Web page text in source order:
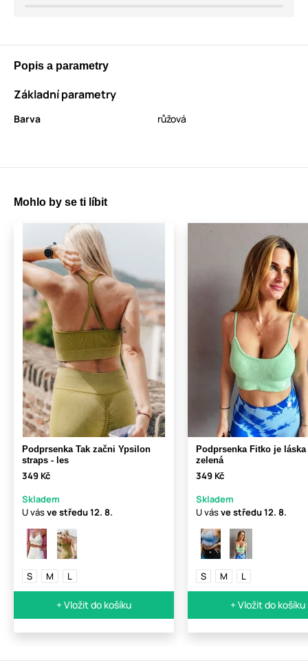
Popis a parametry
Základní parametry
Barva růžová
Mohlo by se ti líbit
Podprsenka Tak začni Ypsilon
straps - les
349 Kč
Skladem
U vásve středu12. 8.
S M L
+ Vložit do košíku
Podprsenka Fitko je láska
zelená
349 Kč
Skladem
U vásve středu12. 8.
S M L
+ Vložit do košíku